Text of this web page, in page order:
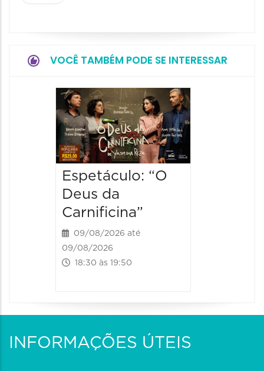
VOCÊ TAMBÉM PODE SE INTERESSAR
Espetáculo: “O
Deus da
Carnificina”
09/08/2026 até
09/08/2026
18:30 às 19:50
INFORMAÇÕES ÚTEIS